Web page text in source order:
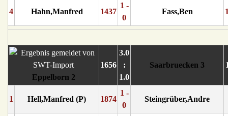
4 Hahn,Manfred 1437
1 -
0
Fass,Ben
Eppelborn 2
1656
3.0
:
1.0
Saarbruecken 3
1 Hell,Manfred (P) 1874
1 -
0
Steingrüber,Andre